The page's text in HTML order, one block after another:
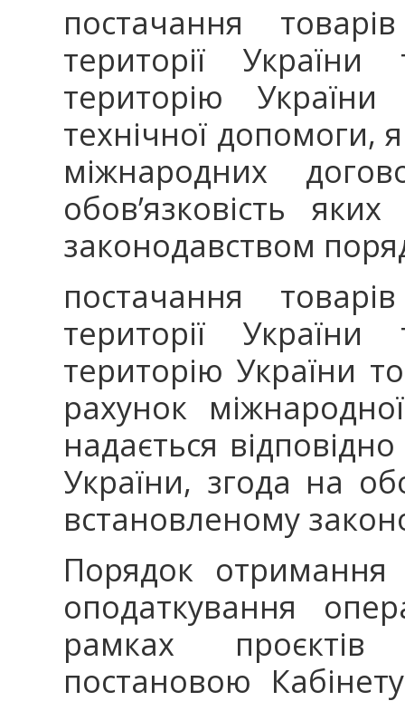
постачання
території
територію
технічної допомоги,
міжнародних
обов’язковість
законодавством
постачання
території
територію України
рахунок
надається
України, згода на
встановленому
Порядок
оподаткування
рамках проєктів
постановою